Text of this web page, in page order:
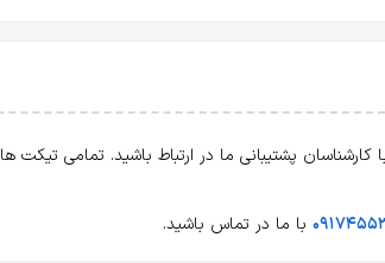
کارشناسان پشتیبانی ما در ارتباط باشید. تمامی تیکت ها
با ما در تماس باشید.